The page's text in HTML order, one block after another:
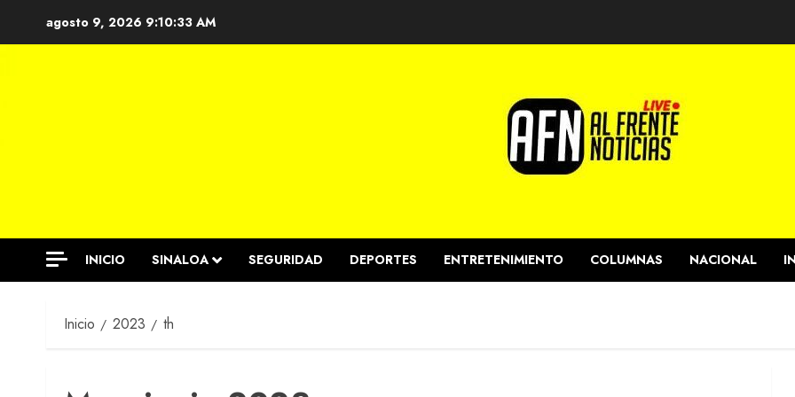
agosto 9, 2026 9:10:34 AM
INICIO SINALOA SEGURIDAD DEPORTES ENTRETENIMIENTO COLUMNAS NACIONAL
Inicio 2023 th